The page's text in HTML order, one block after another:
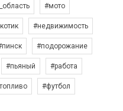
#мото
#недвижимость
#подорожание
#пьяный #работа
#футбол